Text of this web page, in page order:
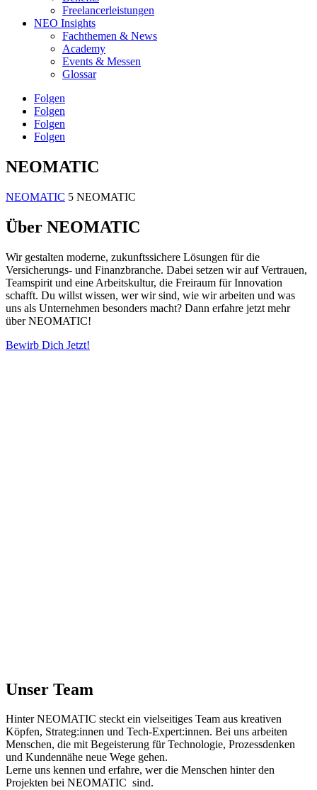
Freelancerleistungen
NEO Insights
Fachthemen & News
Academy
Events & Messen
Glossar
Folgen
Folgen
Folgen
Folgen
NEOMATIC
NEOMATIC 5 NEOMATIC
Über NEOMATIC
Wir gestalten moderne, zukunftssichere Lösungen für die
Versicherungs- und Finanzbranche. Dabei setzen wir auf Vertrauen,
Teamspirit und eine Arbeitskultur, die Freiraum für Innovation
schafft. Du willst wissen, wer wir sind, wie wir arbeiten und was
uns als Unternehmen besonders macht? Dann erfahre jetzt mehr
über NEOMATIC!
Bewirb Dich Jetzt!
Unser Team
Hinter NEOMATIC steckt ein vielseitiges Team aus kreativen
Köpfen, Strateg:innen und Tech-Expert:innen. Bei uns arbeiten
Menschen, die mit Begeisterung für Technologie, Prozessdenken
und Kundennähe neue Wege gehen.
Lerne uns kennen und erfahre, wer die Menschen hinter den
Projekten bei NEOMATIC sind.